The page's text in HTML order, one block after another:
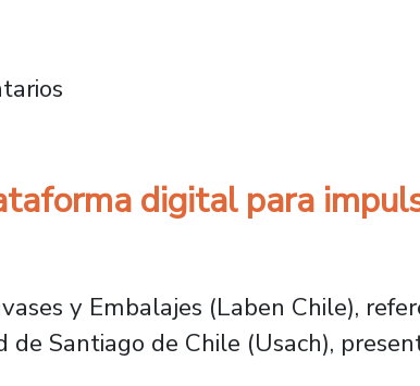
Vigilancia Tecnológica para la
digital para
y Embalajes (Laben Chile),
Santiago de Chile (Usach),